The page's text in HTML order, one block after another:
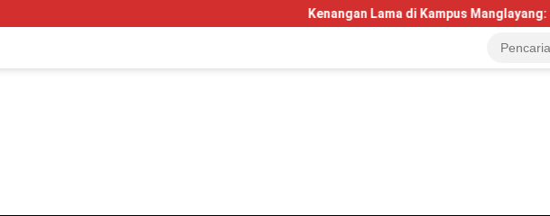
Kenangan Lama di Kampus Manglayang: Saat Prabowo